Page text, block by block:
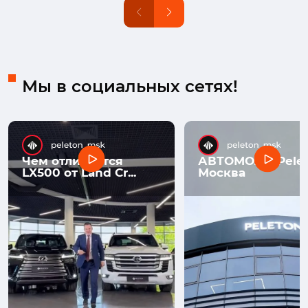
Мы в социальных сетях!
Чем отличается
LX500 от Land Cr...
АВТОМОЛЛ
Москва